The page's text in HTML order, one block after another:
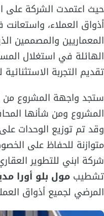
حيث اعتمدت الشركة على
أذواق العملاء،
المعماريين والمصممين
الهائلة في استغلال
تقديم التجربة
ستجد واجهة المشروع من
المشروع ومن شأنها
وقد تم توزيع الوحدات
متوازنة للحفاظ على
شركة ابني للتطوير
تشطيب مول بلو أورا
المرضي لجميع أذواق